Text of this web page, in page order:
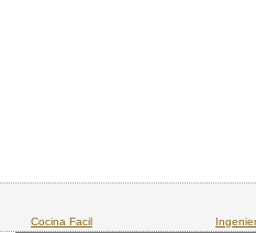
Cocina Facil